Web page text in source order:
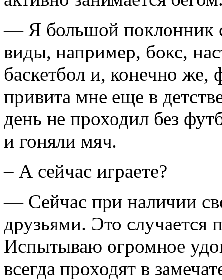
— Я большой поклонник
виды, например, бокс,
баскетбол и, конечно
привита мне еще в
день не проходил без
и гоняли мяч.
– А сейчас играете?
— Сейчас при наличии
друзьями. Это случается
Испытываю огромное
всегда проходят в